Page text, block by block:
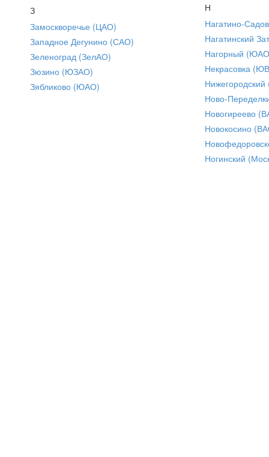
З
Замоскворечье (ЦАО)
Западное Дегунино (САО)
Зеленоград (ЗелАО)
Зюзино (ЮЗАО)
Зябликово (ЮАО)
Н
Нагатино-
Нагатинский
Нагорный
Некрасовка
Ново-
Новогиреево
Новокосино
Ногинский